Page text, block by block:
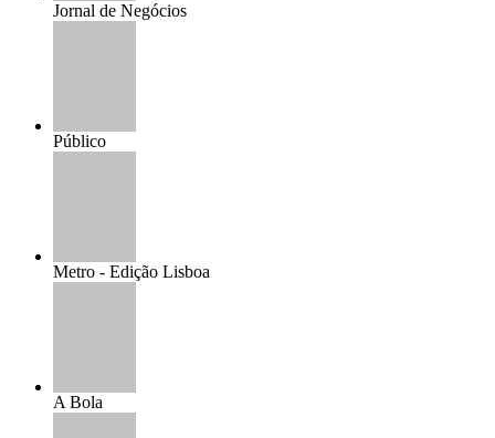
Jornal de Negócios
Público
Metro - Edição Lisboa
A Bola